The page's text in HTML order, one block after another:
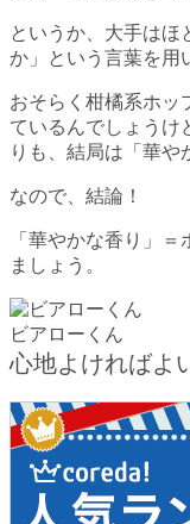
というか、大手はほ
か」という言葉を用
おそらく柑橘系ホッ
ているんでしょうけ
りも、結局は「華や
なので、結論！
「華やかな香り」
ましょう。
ビアローくん
心地よければよ